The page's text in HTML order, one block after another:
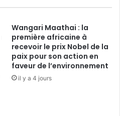
Wangari Maathai : la
première africaine à
recevoir le prix Nobel de la
paix pour son action en
faveur de l’environnement
il y a 4 jours